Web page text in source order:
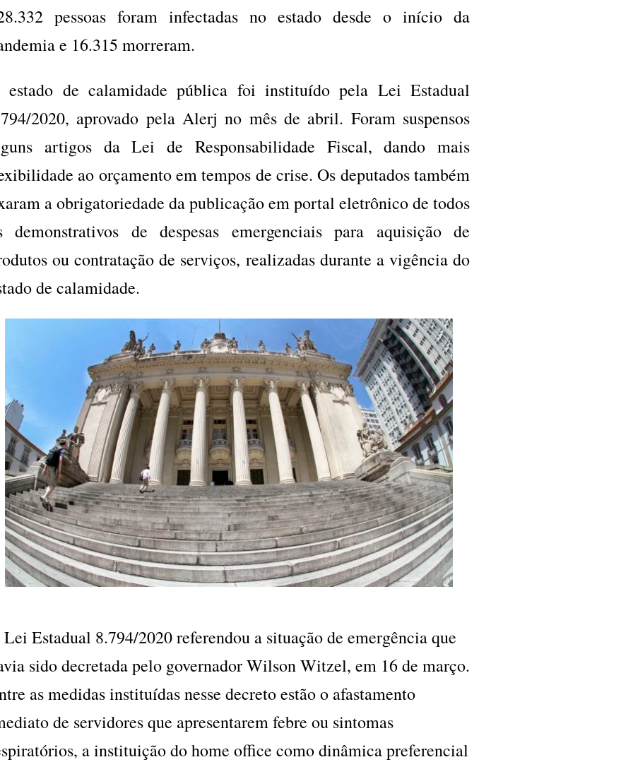
pessoas foram infectadas no estado desde o início da
e 16.315 morreram.
estado de calamidade pública foi instituído pela Lei Estadual
2020, aprovado pela Alerj no mês de abril. Foram suspensos
artigos da Lei de Responsabilidade Fiscal, dando mais
ao orçamento em tempos de crise. Os deputados também
a obrigatoriedade da publicação em portal eletrônico de todos
demonstrativos de despesas emergenciais para aquisição de
ou contratação de serviços, realizadas durante a vigência do
de calamidade.
Estadual 8.794/2020 referendou a situação de emergência que
sido decretada pelo governador Wilson Witzel, em 16 de março.
as medidas instituídas nesse decreto estão o afastamento
de servidores que apresentarem febre ou sintomas
a instituição do home office como dinâmica preferencial